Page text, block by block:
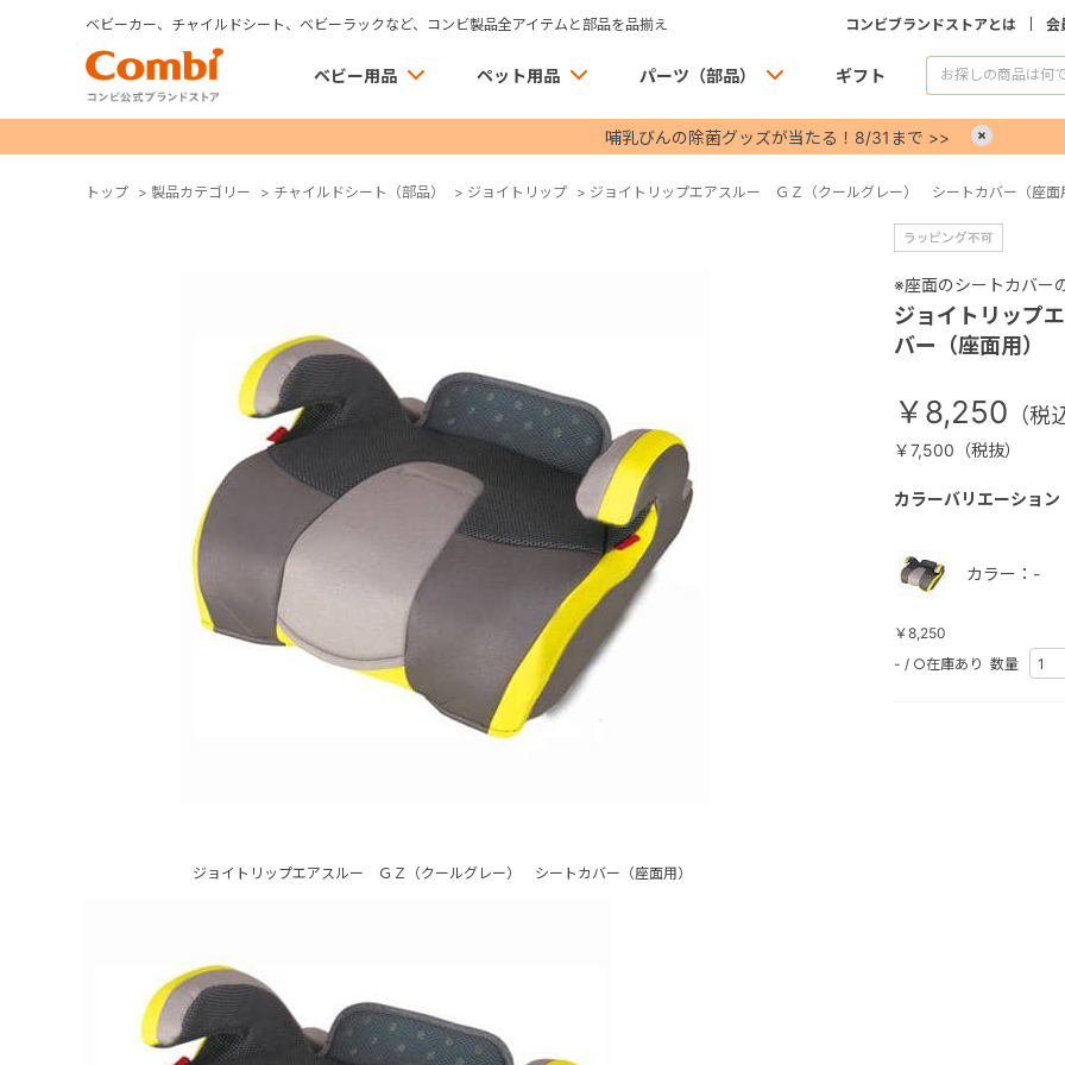
ベビーカー、チャイルドシート、ベビーラックなど、コンビ製品全アイテムと部品を品揃え コンビブランドストアとは 会
ベビー用品 ペット用品 パーツ（部品） ギフト
哺乳びんの除菌グッズが当たる！8/31まで >>
トップ > 製品カテゴリー > チャイルドシート（部品） > ジョイトリップ > ジョイトリップエアスルー ＧＺ（クールグレー） シートカバー（座面
ジョイトリップエアスルー ＧＺ（クールグレー） シートカバー（座面用）
※座面のシートカバー
ジョイトリップ
バー（座面用）
￥8,250
￥7,500（税抜）
カラーバリエーション
カラー：-
￥8,250
- / ○在庫あり 数量